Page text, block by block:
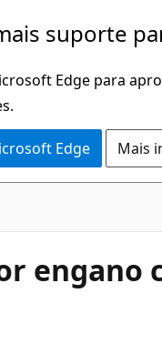
suporte
Edge para
Edge Mais
engano